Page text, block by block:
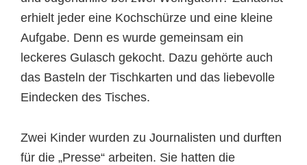
erhielt jeder eine Kochschürze und eine kleine
Aufgabe. Denn es wurde gemeinsam ein
leckeres Gulasch gekocht. Dazu gehörte auch
das Basteln der Tischkarten und das liebevolle
Eindecken des Tisches.
Zwei Kinder wurden zu Journalisten und durften
für die „Presse“ arbeiten. Sie hatten die